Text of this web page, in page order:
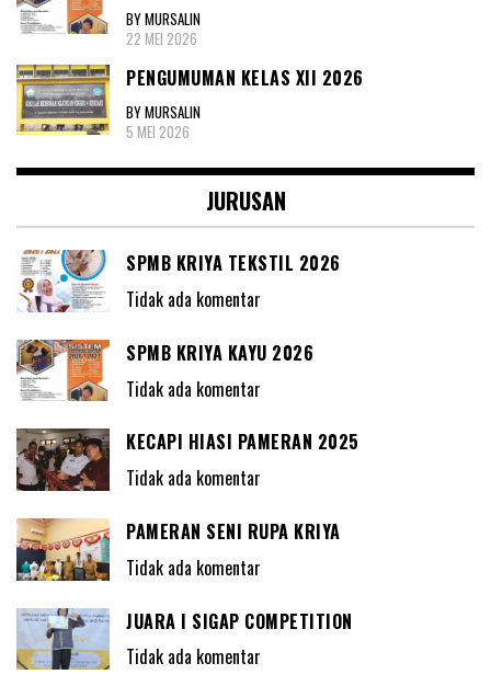
BY MURSALIN
22 MEI 2026
PENGUMUMAN KELAS XII 2026
BY MURSALIN
5 MEI 2026
JURUSAN
SPMB KRIYA TEKSTIL 2026
Tidak ada komentar
SPMB KRIYA KAYU 2026
Tidak ada komentar
KECAPI HIASI PAMERAN 2025
Tidak ada komentar
PAMERAN SENI RUPA KRIYA
Tidak ada komentar
JUARA I SIGAP COMPETITION
Tidak ada komentar